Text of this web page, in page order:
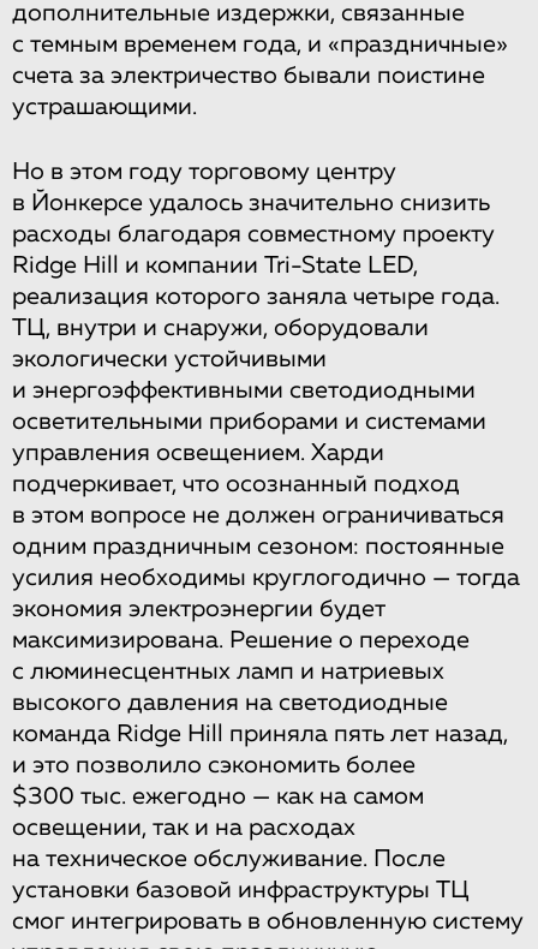
дополнительные издержки, связанные
с темным временем года, и «праздничные»
счета за электричество бывали поистине
устрашающими.
Но в этом году торговому центру
в Йонкерсе удалось значительно снизить
расходы благодаря совместному проекту
Ridge Hill и компании Tri-State LED,
реализация которого заняла четыре года.
ТЦ, внутри и снаружи, оборудовали
экологически устойчивыми
и энергоэффективными светодиодными
осветительными приборами и системами
управления освещением. Харди
подчеркивает, что осознанный подход
в этом вопросе не должен ограничиваться
одним праздничным сезоном: постоянные
усилия необходимы круглогодично — тогда
экономия электроэнергии будет
максимизирована. Решение о переходе
с люминесцентных ламп и натриевых
высокого давления на светодиодные
команда Ridge Hill приняла пять лет назад,
и это позволило сэкономить более
$300 тыс. ежегодно — как на самом
освещении, так и на расходах
на техническое обслуживание. После
установки базовой инфраструктуры ТЦ
смог интегрировать в обновленную систему